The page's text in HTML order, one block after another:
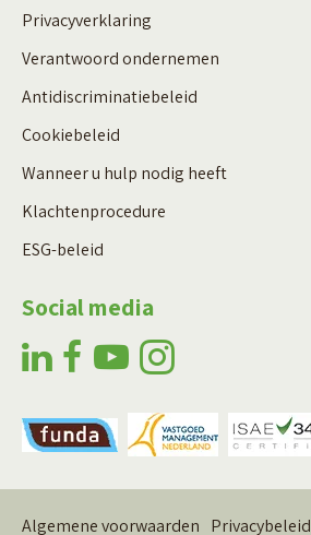
Privacyverklaring
Verantwoord ondernemen
Antidiscriminatiebeleid
Cookiebeleid
Wanneer u hulp nodig heeft
Klachtenprocedure
ESG-beleid
Social media
Algemene voorwaarden Privacybeleid